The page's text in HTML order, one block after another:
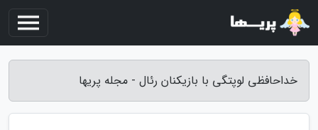
خداحافظی لوپتگی با بازیکنان رئال - مجله پریها